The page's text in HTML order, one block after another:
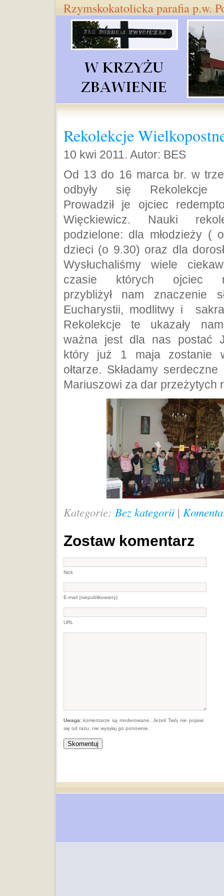
Rzymskokatolicka parafia p.w.
Rekolekcje
10 kwi 2011. Autor: BES
Od 13 do 16 marca br. w
odbyły się Rekolekcje
Prowadził je ojciec
Więckiewicz. Nauki
podzielone: dla młodzieży (
dzieci (o 9.30) oraz dla
Wysłuchaliśmy wiele
czasie których ojciec
przybliżył nam znaczenie
Eucharystii, modlitwy i
Rekolekcje te ukazały
ważna jest dla nas postać
który już 1 maja zostanie
ołtarze. Składamy
Mariuszowi za dar przeżytych
Kategorie: Bez kategorii |
Zostaw komentarz
Nick
E-mail (niepublikowany)
URL
Uwaga:komentarze są moderowane. Jeżeli Twój nie pojawi
się od razu, nie wysyłaj go ponownie.